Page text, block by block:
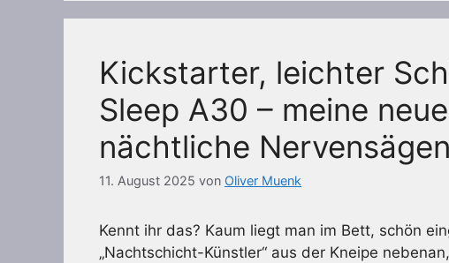
Kickstarter, leichter
Sleep A30 – meine
nächtliche Nervensägen
11. August 2025 von Oliver Muenk
Kennt ihr das? Kaum liegt man im Bett, schön
„Nachtschicht-Künstler“ aus der Kneipe